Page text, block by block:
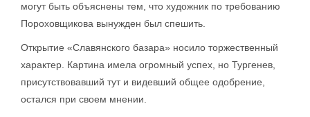
могут быть объяснены тем, что художник по требованию
Пороховщикова вынужден был спешить.
Открытие «Славянского базара» носило торжественный
характер. Картина имела огромный успех, но Тургенев,
присутствовавший тут и видевший общее одобрение,
остался при своем мнении.